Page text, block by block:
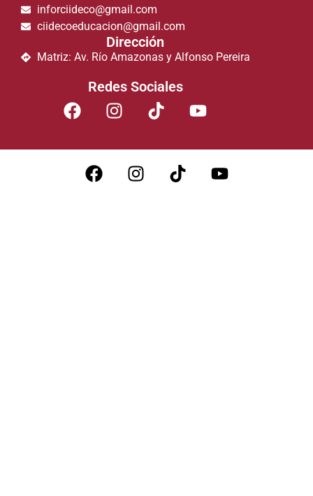
inforciideco@gmail.com
ciidecoeducacion@gmail.com
Dirección
Matriz: Av. Río Amazonas y Alfonso Pereira
Redes Sociales